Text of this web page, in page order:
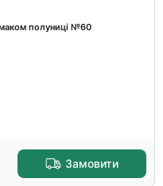
полуниці №60
Замовити